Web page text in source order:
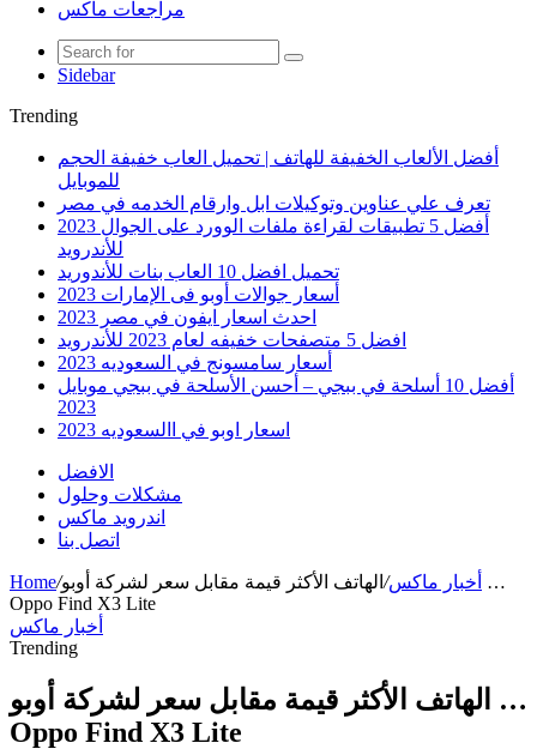
مراجعات ماكس
Sidebar
Trending
أفضل الألعاب الخفيفة للهاتف | تحميل العاب خفيفة الحجم
للموبايل
تعرف علي عناوين وتوكيلات ابل وارقام الخدمه في مصر
أفضل 5 تطبيقات لقراءة ملفات الوورد على الجوال 2023
للأندرويد
تحميل افضل 10 العاب بنات للأندوريد
أسعار جوالات أوبو فى الإمارات 2023
احدث اسعار ايفون في مصر 2023
افضل 5 متصفحات خفيفه لعام 2023 للأندرويد
أسعار سامسونج في السعوديه 2023
أفضل 10 أسلحة في ببجي – أحسن الأسلحة في ببجي موبايل
2023
اسعار اوبو في االسعوديه 2023
الافضل
مشكلات وحلول
اندرويد ماكس
اتصل بنا
Home/ أخبار ماكس/ الهاتف الأكثر قيمة مقابل سعر لشركة أوبو …
Oppo Find X3 Lite
أخبار ماكس
Trending
الهاتف الأكثر قيمة مقابل سعر لشركة أوبو …
Oppo Find X3 Lite